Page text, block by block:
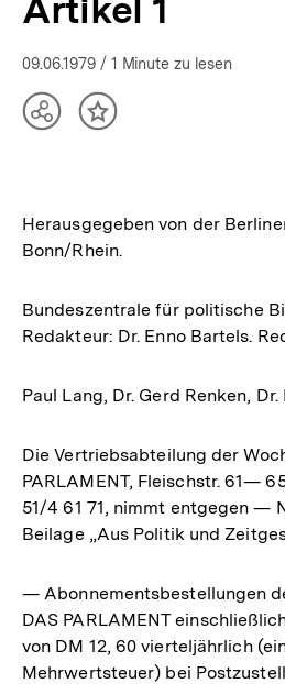
Artikel 1
09.06.1979 / 1 Minute zu lesen
TeilenInhalt
Herausgegeben von der
Bonn/Rhein.
Bundeszentrale für politische
Redakteur: Dr. Enno Bartels.
Paul Lang, Dr. Gerd Renken,
Die Vertriebsabteilung der
PARLAMENT, Fleischstr. 61—
51/4 61 71, nimmt entgegen —
Beilage „Aus Politik und
— Abonnementsbestellungen
DAS PARLAMENT
von DM 12, 60 vierteljährlich
Mehrwertsteuer) bei